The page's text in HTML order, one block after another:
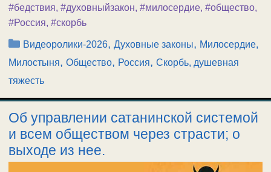
#бедствия, #духовныйзакон, #милосердие, #общество,
#Россия, #скорбь
Рубрики
Видеоролики-2026,Духовные законы, Милосердие,
Милостыня, Общество, Россия, Скорбь, душевная
тяжесть
Об управлении сатанинской системой
и всем обществом через страсти; о
выходе из нее.